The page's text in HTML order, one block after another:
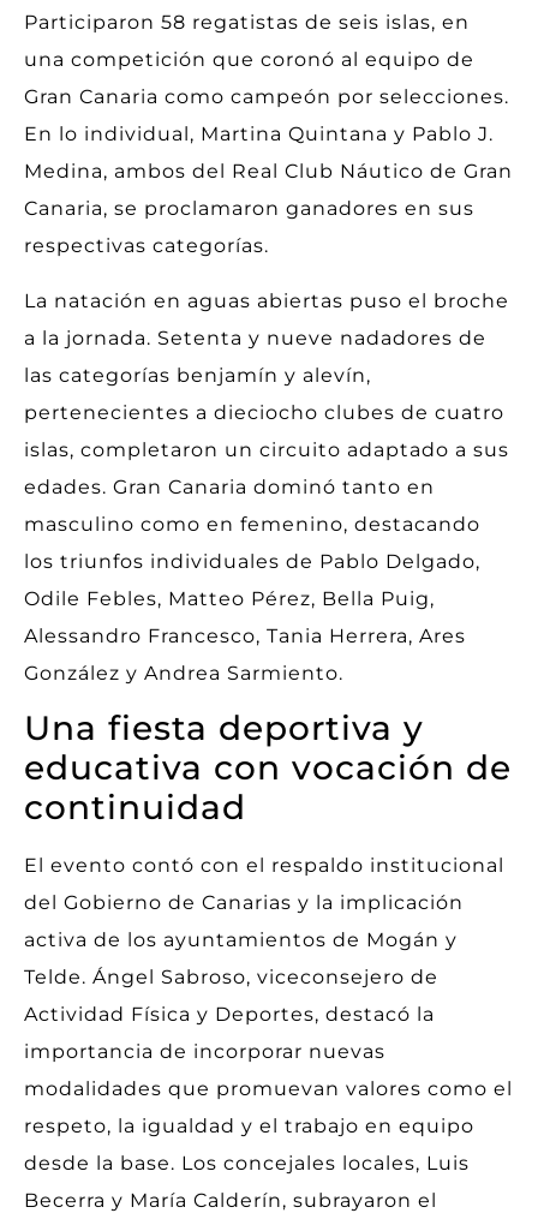
Participaron 58 regatistas de seis islas, en
una competición que coronó al equipo de
Gran Canaria como campeón por selecciones.
En lo individual, Martina Quintana y Pablo J.
Medina, ambos del Real Club Náutico de Gran
Canaria, se proclamaron ganadores en sus
respectivas categorías.
La natación en aguas abiertas puso el broche
a la jornada. Setenta y nueve nadadores de
las categorías benjamín y alevín,
pertenecientes a dieciocho clubes de cuatro
islas, completaron un circuito adaptado a sus
edades. Gran Canaria dominó tanto en
masculino como en femenino, destacando
los triunfos individuales de Pablo Delgado,
Odile Febles, Matteo Pérez, Bella Puig,
Alessandro Francesco, Tania Herrera, Ares
González y Andrea Sarmiento.
Una fiesta deportiva y
educativa con vocación de
continuidad
El evento contó con el respaldo institucional
del Gobierno de Canarias y la implicación
activa de los ayuntamientos de Mogán y
Telde. Ángel Sabroso, viceconsejero de
Actividad Física y Deportes, destacó la
importancia de incorporar nuevas
modalidades que promuevan valores como el
respeto, la igualdad y el trabajo en equipo
desde la base. Los concejales locales, Luis
Becerra y María Calderín, subrayaron el